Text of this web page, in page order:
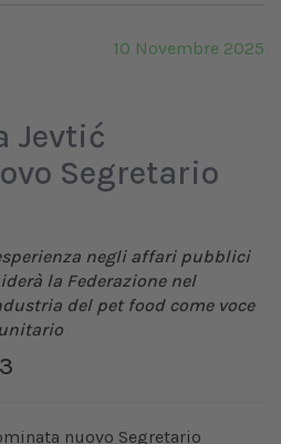
10 Novembre 2025
Jevtić
Segretario
negli affari pubblici
la Federazione nel
del pet food come voce